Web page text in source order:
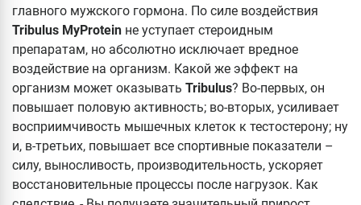
главного мужского гормона. По силе воздействия
Tribulus MyProtein не уступает стероидным
препаратам, но абсолютно исключает вредное
воздействие на организм. Какой же эффект на
организм может оказывать Tribulus? Во-первых, он
повышает половую активность; во-вторых, усиливает
восприимчивость мышечных клеток к тестостерону; ну
и, в-третьих, повышает все спортивные показатели –
силу, выносливость, производительность, ускоряет
восстановительные процессы после нагрузок. Как